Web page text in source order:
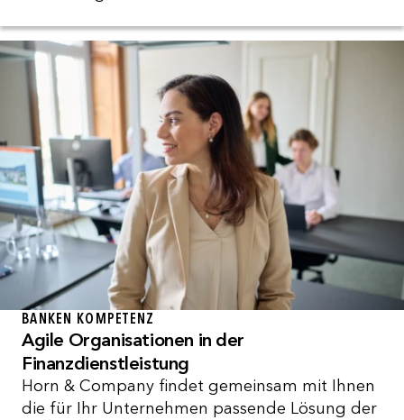
BANKEN KOMPETENZ
Agile Organisationen in der
Finanzdienstleistung
Horn & Company findet gemeinsam mit Ihnen
die für Ihr Unternehmen passende Lösung der